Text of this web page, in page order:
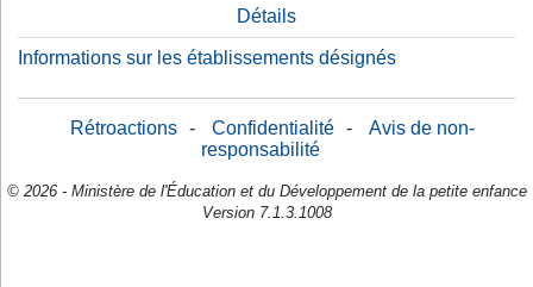
Détails
Informations sur les établissements désignés
Rétroactions - Confidentialité -
Avis de non-
responsabilité
© 2026 - Ministère de l'Éducation et du Développement de la petite enfance
Version 7.1.3.1008